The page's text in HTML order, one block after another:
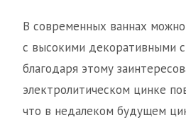
В современных ваннах
с высокими декоративными
благодаря этому
электролитическом цинке
что в недалеком будущем